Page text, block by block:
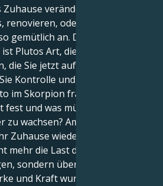
verändert sich - Sie
renovieren, oder es fühlt sich
gemütlich an. Die Schaffung
Plutos Art, die neue innere
die Sie jetzt aufbauen sollen.
Kontrolle und emotionale
im Skorpion fragt: Woran
und was müssen Sie
wachsen? Am Ende dieses
Zuhause wiedergeboren
mehr die Last der
sondern über die Weisheit
und Kraft wurzelt.